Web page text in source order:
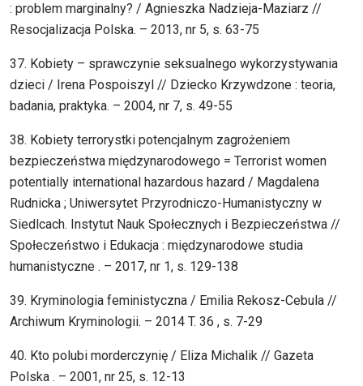
: problem marginalny? / Agnieszka Nadzieja-Maziarz //
Resocjalizacja Polska. – 2013, nr 5, s. 63-75
37. Kobiety – sprawczynie seksualnego wykorzystywania
dzieci / Irena Pospoiszyl // Dziecko Krzywdzone : teoria,
badania, praktyka. – 2004, nr 7, s. 49-55
38. Kobiety terrorystki potencjalnym zagrożeniem
bezpieczeństwa międzynarodowego = Terrorist women
potentially international hazardous hazard / Magdalena
Rudnicka ; Uniwersytet Przyrodniczo-Humanistyczny w
Siedlcach. Instytut Nauk Społecznych i Bezpieczeństwa //
Społeczeństwo i Edukacja : międzynarodowe studia
humanistyczne . – 2017, nr 1, s. 129-138
39. Kryminologia feministyczna / Emilia Rekosz-Cebula //
Archiwum Kryminologii. – 2014 T. 36 , s. 7-29
40. Kto polubi morderczynię / Eliza Michalik // Gazeta
Polska . – 2001, nr 25, s. 12-13